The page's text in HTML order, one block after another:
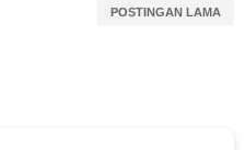
POSTINGAN LAMA